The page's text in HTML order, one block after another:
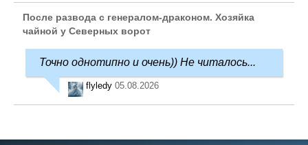
После развода с генералом-драконом. Хозяйка
чайной у Северных ворот
Точно однотипно и очень)) Не читалось...
flyledy 05.08.2026